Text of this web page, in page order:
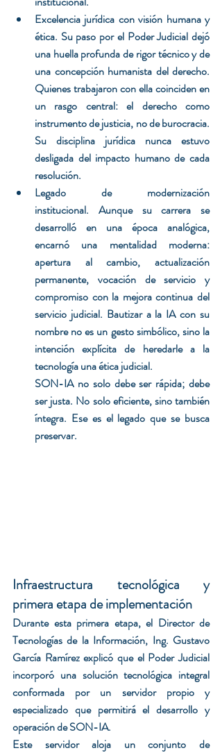
Excelencia jurídica con visión humana y
ética. Su paso por el Poder Judicial dejó
una huella profunda de rigor técnico y de
una concepción humanista del derecho.
Quienes trabajaron con ella coinciden en
un rasgo central: el derecho como
instrumento de justicia, no de burocracia.
Su disciplina jurídica nunca estuvo
desligada del impacto humano de cada
resolución.
Legado de modernización
institucional. Aunque su carrera se
desarrolló en una época analógica,
encarnó una mentalidad moderna:
apertura al cambio, actualización
permanente, vocación de servicio y
compromiso con la mejora continua del
servicio judicial. Bautizar a la IA con su
nombre no es un gesto simbólico, sino la
intención explícita de heredarle a la
tecnología una ética judicial.
SON-IA no solo debe ser rápida; debe
ser justa. No solo eficiente, sino también
íntegra. Ese es el legado que se busca
preservar.
Infraestructura tecnológica y
primera etapa de implementación
Durante esta primera etapa, el Director de
Tecnologías de la Información, Ing. Gustavo
García Ramírez explicó que el Poder Judicial
incorporó una solución tecnológica integral
conformada por un servidor propio y
especializado que permitirá el desarrollo y
operación de SON-IA.
Este servidor aloja un conjunto de